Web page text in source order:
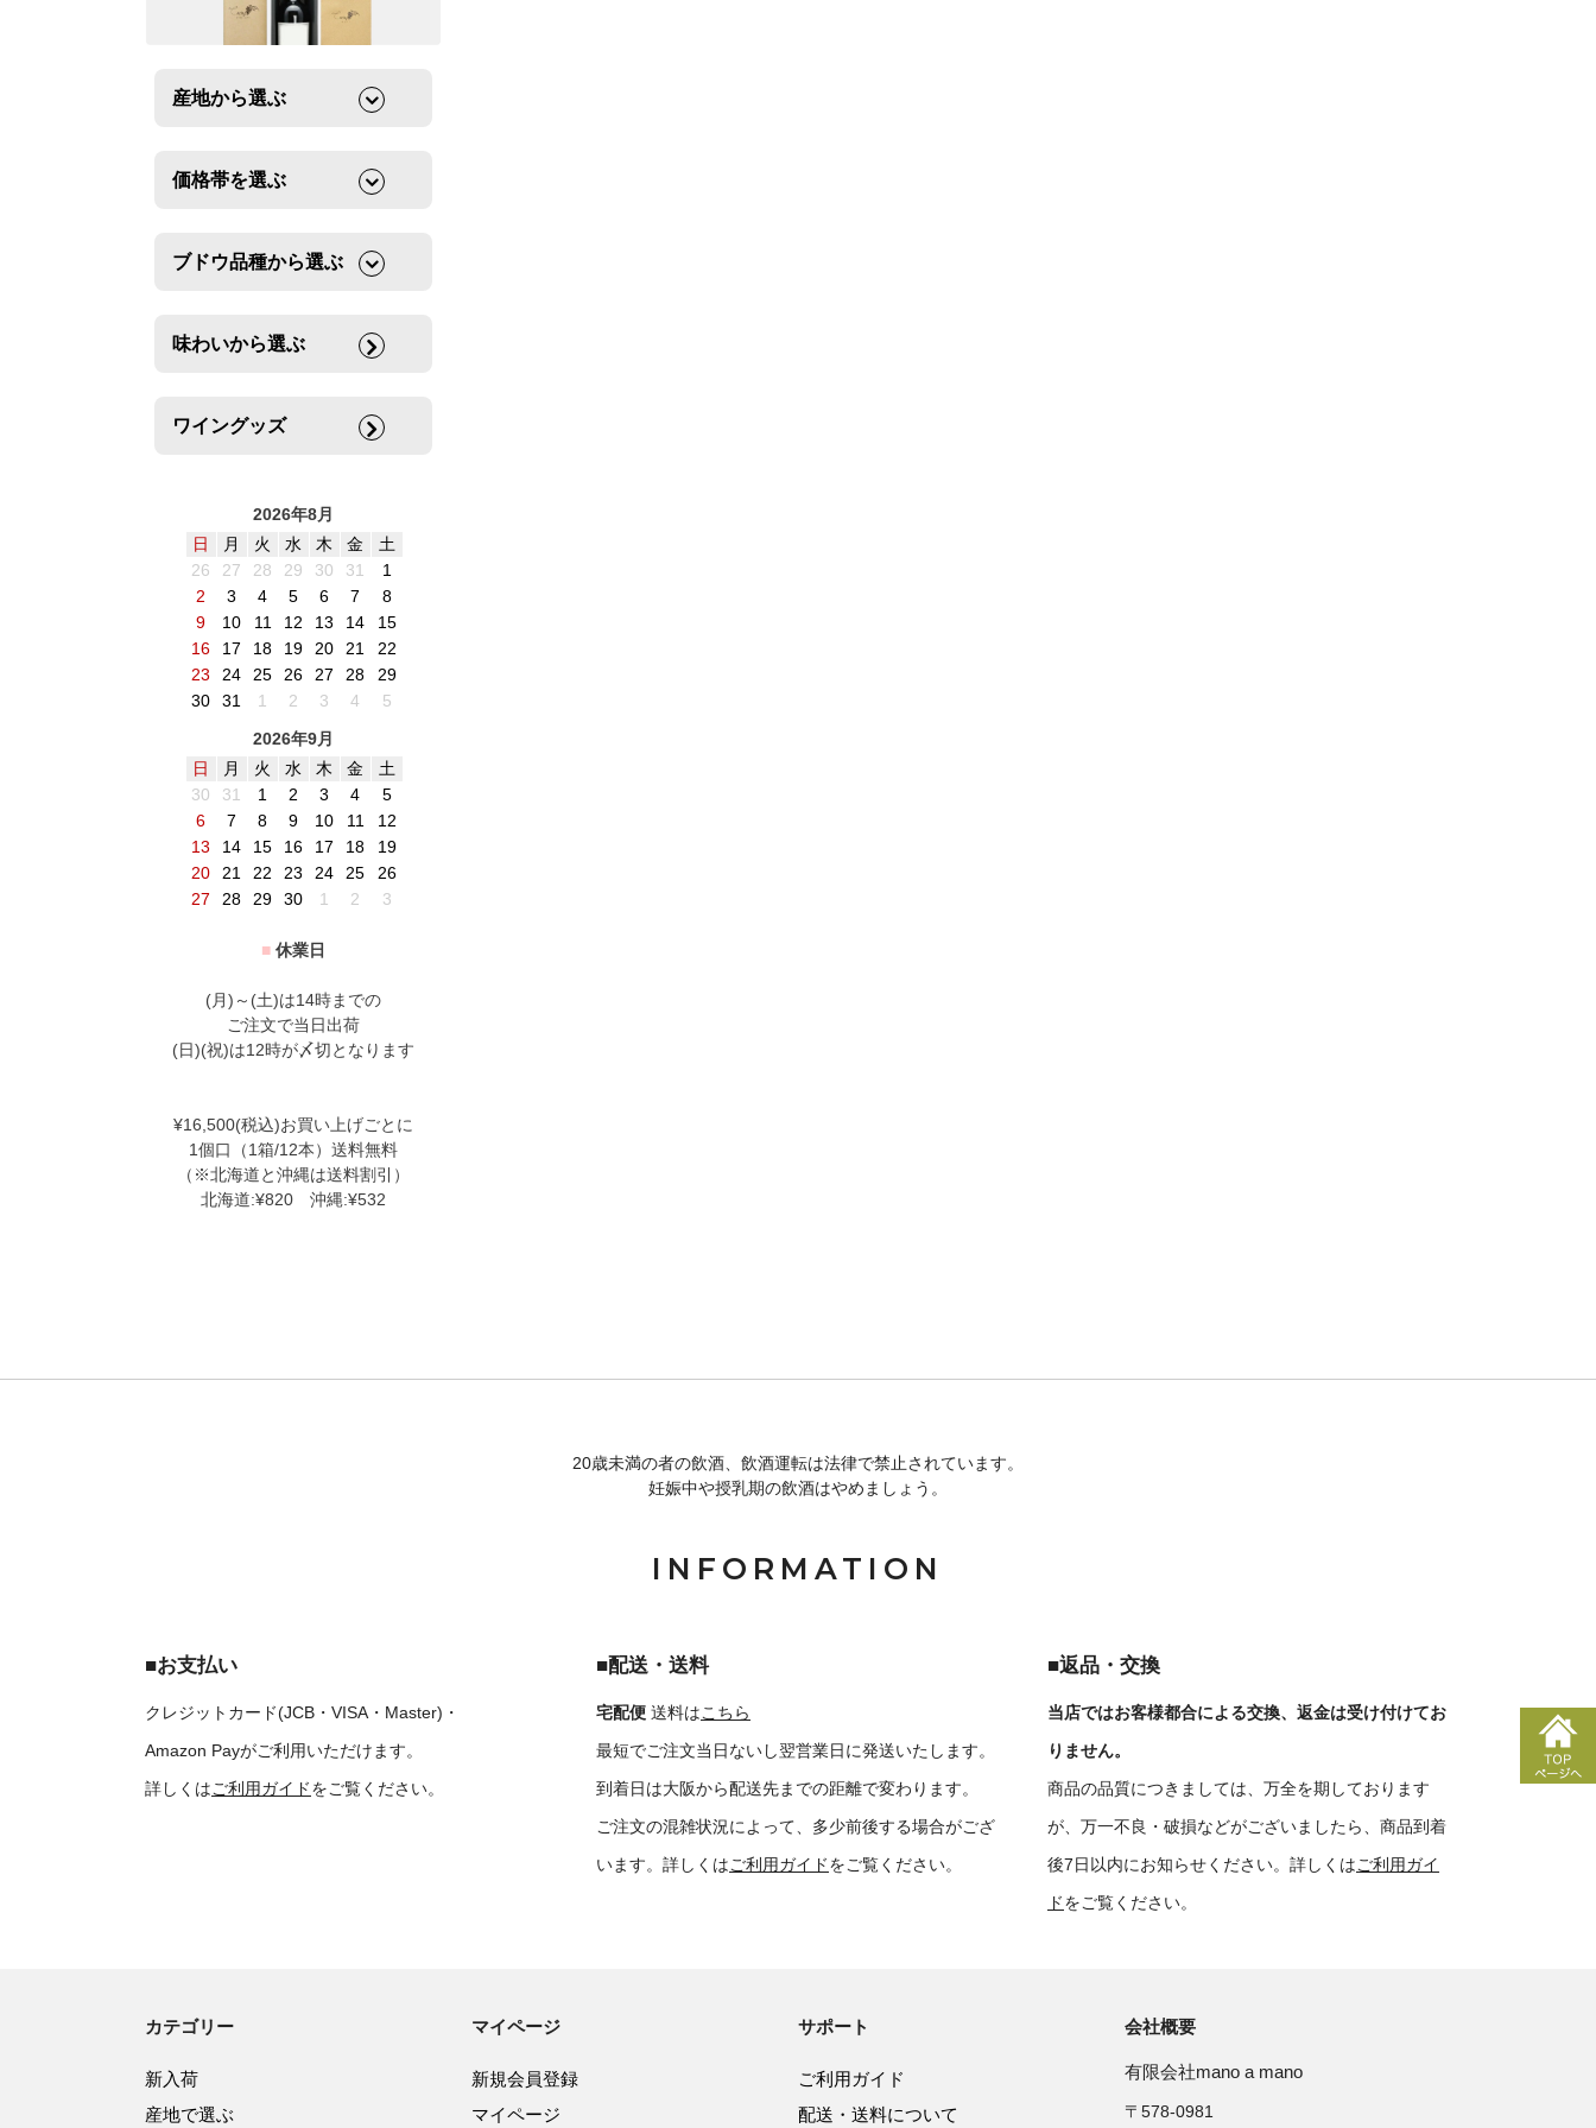
産地から選ぶ
価格帯を選ぶ
ブドウ品種から選ぶ
味わいから選ぶ
ワイングッズ
2026年8月
日
月 火 水 木 金
土
26
27 28 29 30 31
1
2
3 4 5 6 7
8
9
10 11 12 13 14
15
16
17 18 19 20 21
22
23
24 25 26 27 28
29
30
31 1 2 3 4
5
2026年9月
日
月 火 水 木 金
土
30
31 1 2 3 4
5
6
7 8 9 10 11
12
13
14 15 16 17 18
19
20
21 22 23 24 25
26
27
28 29 30 1 2 3
■ 休業日
(月)～(土)は14時までの
ご注文で当日出荷
(日)(祝)は12時が〆切となります
¥16,500(税込)お買い上げごとに
1個口（1箱/12本）送料無料
（※北海道と沖縄は送料割引）
北海道:¥820 沖縄:¥532
20歳未満の者の飲酒、飲酒運転は法律で禁止されています。
妊娠中や授乳期の飲酒はやめましょう。
INFORMATION
■お支払い
クレジットカード(JCB・VISA・Master)・
Amazon Payがご利用いただけます。
詳しくはご利用ガイドをご覧ください。
■配送・送料
宅配便 送料はこちら
最短でご注文当日ないし翌営業日に発送いたします。
到着日は大阪から配送先までの距離で変わります。
ご注文の混雑状況によって、多少前後する場合がござ
います。詳しくはご利用ガイドをご覧ください。
■返品・交換
当店ではお客様都合による交換、返金は受け付けてお
りません。
商品の品質につきましては、万全を期しております
が、万一不良・破損などがございましたら、商品到着
後7日以内にお知らせください。詳しくはご利用ガイ
ドをご覧ください。
カテゴリー
新入荷
産地で選ぶ
マイページ
新規会員登録
マイページ
サポート
ご利用ガイド
配送・送料について
会社概要
有限会社mano a mano
〒578-0981